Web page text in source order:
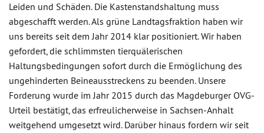
Leiden und Schäden. Die Kastenstandshaltung muss
abgeschafft werden. Als grüne Landtagsfraktion haben wir
uns bereits seit dem Jahr 2014 klar positioniert. Wir haben
gefordert, die schlimmsten tierquälerischen
Haltungsbedingungen sofort durch die Ermöglichung des
ungehinderten Beineausstreckens zu beenden. Unsere
Forderung wurde im Jahr 2015 durch das Magdeburger OVG-
Urteil bestätigt, das erfreulicherweise in Sachsen-Anhalt
weitgehend umgesetzt wird. Darüber hinaus fordern wir seit